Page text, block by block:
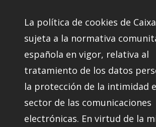
La política de cookies de
sujeta a la normativa
española en vigor, relativa al
tratamiento de los datos
la protección de la intimidad
sector de las comunicaciones
electrónicas. En virtud de la